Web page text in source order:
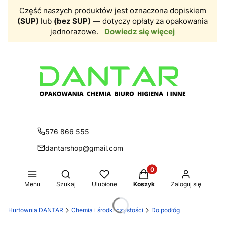
Część naszych produktów jest oznaczona dopiskiem
(SUP) lub (bez SUP) — dotyczy opłaty za opakowania
jednorazowe.
Dowiedz się więcej
576 866 555
dantarshop@gmail.com
Menu
Otwórz wyszukiwarkę
Szukaj Ulubione
Produkty w koszyku:
Koszyk Zaloguj się
Hurtownia DANTAR Chemia i środki czystości Do podłóg